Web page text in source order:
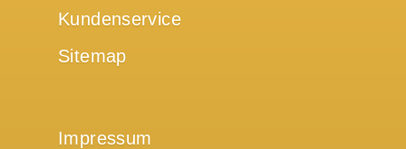
Kundenservice
Sitemap
Impressum